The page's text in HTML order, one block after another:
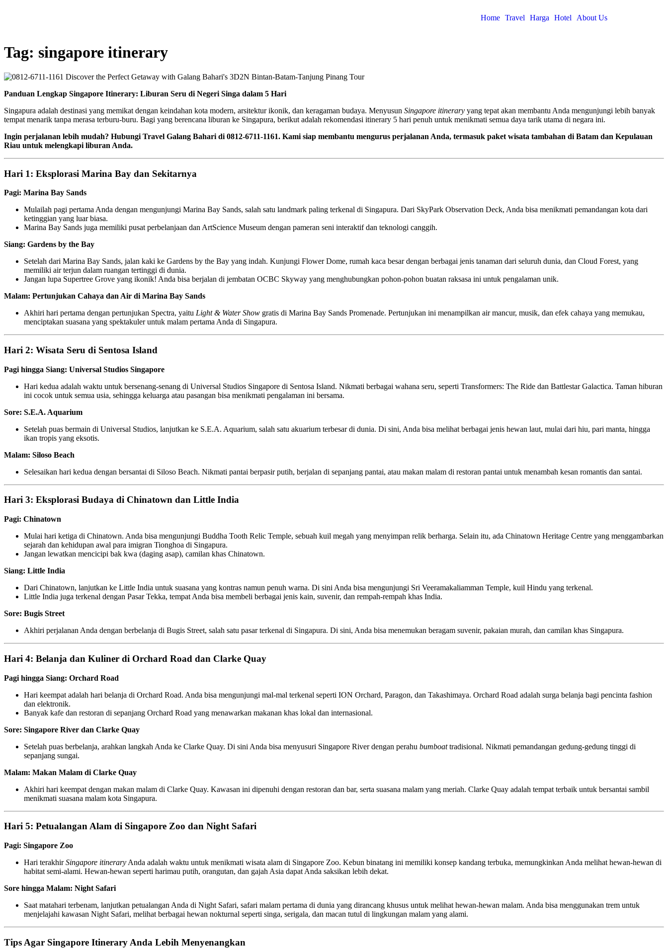
Home Travel Harga Hotel About Us
Tag: singapore itinerary
Panduan Lengkap Singapore Itinerary: Liburan Seru di Negeri Singa dalam 5 Hari
Singapura adalah destinasi yang memikat dengan keindahan kota modern, arsitektur ikonik, dan keragaman budaya. Menyusun Singapore itinerary yang tepat akan membantu Anda mengunjungi lebih banyak
tempat menarik tanpa merasa terburu-buru. Bagi yang berencana liburan ke Singapura, berikut adalah rekomendasi itinerary 5 hari penuh untuk menikmati semua daya tarik utama di negara ini.
Ingin perjalanan lebih mudah? Hubungi Travel Galang Bahari di 0812-6711-1161. Kami siap membantu mengurus perjalanan Anda, termasuk paket wisata tambahan di Batam dan Kepulauan
Riau untuk melengkapi liburan Anda.
Hari 1: Eksplorasi Marina Bay dan Sekitarnya
Pagi: Marina Bay Sands
Mulailah pagi pertama Anda dengan mengunjungi Marina Bay Sands, salah satu landmark paling terkenal di Singapura. Dari SkyPark Observation Deck, Anda bisa menikmati pemandangan kota dari
ketinggian yang luar biasa.
Marina Bay Sands juga memiliki pusat perbelanjaan dan ArtScience Museum dengan pameran seni interaktif dan teknologi canggih.
Siang: Gardens by the Bay
Setelah dari Marina Bay Sands, jalan kaki ke Gardens by the Bay yang indah. Kunjungi Flower Dome, rumah kaca besar dengan berbagai jenis tanaman dari seluruh dunia, dan Cloud Forest, yang
memiliki air terjun dalam ruangan tertinggi di dunia.
Jangan lupa Supertree Grove yang ikonik! Anda bisa berjalan di jembatan OCBC Skyway yang menghubungkan pohon-pohon buatan raksasa ini untuk pengalaman unik.
Malam: Pertunjukan Cahaya dan Air di Marina Bay Sands
Akhiri hari pertama dengan pertunjukan Spectra, yaitu Light & Water Show gratis di Marina Bay Sands Promenade. Pertunjukan ini menampilkan air mancur, musik, dan efek cahaya yang memukau,
menciptakan suasana yang spektakuler untuk malam pertama Anda di Singapura.
Hari 2: Wisata Seru di Sentosa Island
Pagi hingga Siang: Universal Studios Singapore
Hari kedua adalah waktu untuk bersenang-senang di Universal Studios Singapore di Sentosa Island. Nikmati berbagai wahana seru, seperti Transformers: The Ride dan Battlestar Galactica. Taman hiburan
ini cocok untuk semua usia, sehingga keluarga atau pasangan bisa menikmati pengalaman ini bersama.
Sore: S.E.A. Aquarium
Setelah puas bermain di Universal Studios, lanjutkan ke S.E.A. Aquarium, salah satu akuarium terbesar di dunia. Di sini, Anda bisa melihat berbagai jenis hewan laut, mulai dari hiu, pari manta, hingga
ikan tropis yang eksotis.
Malam: Siloso Beach
Selesaikan hari kedua dengan bersantai di Siloso Beach. Nikmati pantai berpasir putih, berjalan di sepanjang pantai, atau makan malam di restoran pantai untuk menambah kesan romantis dan santai.
Hari 3: Eksplorasi Budaya di Chinatown dan Little India
Pagi: Chinatown
Mulai hari ketiga di Chinatown. Anda bisa mengunjungi Buddha Tooth Relic Temple, sebuah kuil megah yang menyimpan relik berharga. Selain itu, ada Chinatown Heritage Centre yang menggambarkan
sejarah dan kehidupan awal para imigran Tionghoa di Singapura.
Jangan lewatkan mencicipi bak kwa (daging asap), camilan khas Chinatown.
Siang: Little India
Dari Chinatown, lanjutkan ke Little India untuk suasana yang kontras namun penuh warna. Di sini Anda bisa mengunjungi Sri Veeramakaliamman Temple, kuil Hindu yang terkenal.
Little India juga terkenal dengan Pasar Tekka, tempat Anda bisa membeli berbagai jenis kain, suvenir, dan rempah-rempah khas India.
Sore: Bugis Street
Akhiri perjalanan Anda dengan berbelanja di Bugis Street, salah satu pasar terkenal di Singapura. Di sini, Anda bisa menemukan beragam suvenir, pakaian murah, dan camilan khas Singapura.
Hari 4: Belanja dan Kuliner di Orchard Road dan Clarke Quay
Pagi hingga Siang: Orchard Road
Hari keempat adalah hari belanja di Orchard Road. Anda bisa mengunjungi mal-mal terkenal seperti ION Orchard, Paragon, dan Takashimaya. Orchard Road adalah surga belanja bagi pencinta fashion
dan elektronik.
Banyak kafe dan restoran di sepanjang Orchard Road yang menawarkan makanan khas lokal dan internasional.
Sore: Singapore River dan Clarke Quay
Setelah puas berbelanja, arahkan langkah Anda ke Clarke Quay. Di sini Anda bisa menyusuri Singapore River dengan perahu bumboattradisional. Nikmati pemandangan gedung-gedung tinggi di
sepanjang sungai.
Malam: Makan Malam di Clarke Quay
Akhiri hari keempat dengan makan malam di Clarke Quay. Kawasan ini dipenuhi dengan restoran dan bar, serta suasana malam yang meriah. Clarke Quay adalah tempat terbaik untuk bersantai sambil
menikmati suasana malam kota Singapura.
Hari 5: Petualangan Alam di Singapore Zoo dan Night Safari
Pagi: Singapore Zoo
Hari terakhirSingapore itinerary Anda adalah waktu untuk menikmati wisata alam di Singapore Zoo. Kebun binatang ini memiliki konsep kandang terbuka, memungkinkan Anda melihat hewan-hewan di
habitat semi-alami. Hewan-hewan seperti harimau putih, orangutan, dan gajah Asia dapat Anda saksikan lebih dekat.
Sore hingga Malam: Night Safari
Saat matahari terbenam, lanjutkan petualangan Anda di Night Safari, safari malam pertama di dunia yang dirancang khusus untuk melihat hewan-hewan malam. Anda bisa menggunakan trem untuk
menjelajahi kawasan Night Safari, melihat berbagai hewan nokturnal seperti singa, serigala, dan macan tutul di lingkungan malam yang alami.
Tips Agar Singapore Itinerary Anda Lebih Menyenangkan